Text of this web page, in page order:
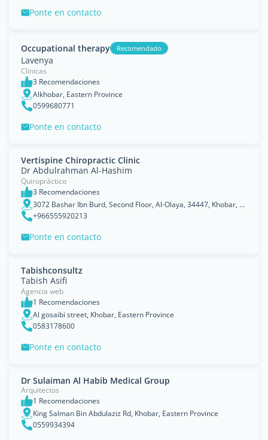
Ponte en contacto
Occupational therapy Recomendado
Lavenya
Clínicas
3 Recomendaciones
Alkhobar, Eastern Province
0599680771
Ponte en contacto
Vertispine Chiropractic Clinic
Dr Abdulrahman Al-Hashim
Quiropráctico
3 Recomendaciones
3072 Bashar Ibn Burd, Second Floor, Al-Olaya, 34447, Khobar, Eastern Province
+966555920213
Ponte en contacto
Tabishconsultz
Tabish Asifi
Agencia web
1 Recomendaciones
Al gosaibi street, Khobar, Eastern Province
0583178600
Ponte en contacto
Dr Sulaiman Al Habib Medical Group
Arquitectos
1 Recomendaciones
King Salman Bin Abdulaziz Rd, Khobar, Eastern Province
0559934394